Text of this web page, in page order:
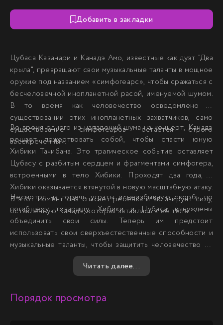
Добавить в закладки
Цубаса Казанари и Канадэ Амо, известные как дуэт "Два
крыла", превращают свои музыкальные таланты в мощное
оружие под названием «симфогеарс», чтобы сражаться с
бесчеловечной инопланетной расой, именуемой шумом.
В то время как человечество осведомлено о
существовании этих инопланетных захватчиков, само
существование симфогеаров остается строго
засекреченным.
Во время одного из нападений шума на концерт, Канадэ
решает пожертвовать собой, чтобы спасти юную
Хибики Тачибана. Это трагическое событие оставляет
Цубасу с разбитым сердцем и фрагментами симфогера,
встроенными в тело Хибики. Проходят два года, и
Хибики оказывается втянутой в новую масштабную атаку.
В этот момент она спасает ребенка и активирует силу,
оставленную Канадэ, которая затаилась в её теле.
Несмотря на горечь утраты и неизбывную скорбь по
погибшему товарищу, Хибики и Цубаса вынуждены
объединить свои силы. Теперь им предстоит
использовать свои сверхъестественные способности и
музыкальные таланты, чтобы защитить человечество от
безжалостного шума. Их путь пропитан болью и
надеждой, но они не могут позволить себе сдаться, ведь
Читать далее...
Порядок просмотра